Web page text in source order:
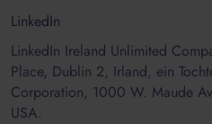
LinkedIn
LinkedIn Ireland Unlimited
Place, Dublin 2, Irland, ein
Corporation, 1000 W. Maude
USA.